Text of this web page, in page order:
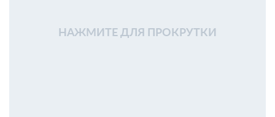
НАЖМИТЕ ДЛЯ ПРОКРУТКИ